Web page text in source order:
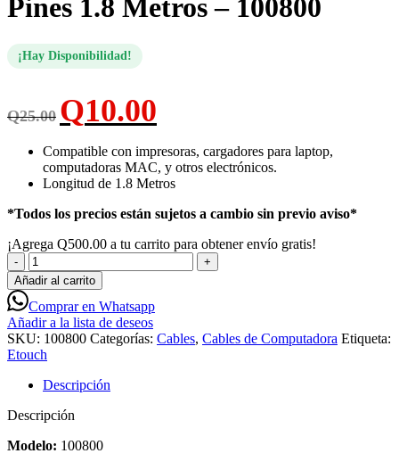
Pines 1.8 Metros – 100800
¡Hay Disponibilidad!
Q25.00
El
precio
original
era:
Q25.00.
Q10.00
actual
es:
Q10.00.
Compatible con impresoras, cargadores para laptop,
computadoras MAC, y otros electrónicos.
Longitud de 1.8 Metros
*Todos los precios están sujetos a cambio sin previo aviso*
¡Agrega Q500.00 a tu carrito para obtener envío gratis!
ETouch
Cable
de
Energía
de
3
Pines
Metros
100800
Añadir al carrito
Comprar en Whatsapp
Añadir a la lista de deseos
SKU: 100800 Categorías: Cables, Cables de Computadora Etiqueta:
Etouch
Descripción
Descripción
Modelo: 100800